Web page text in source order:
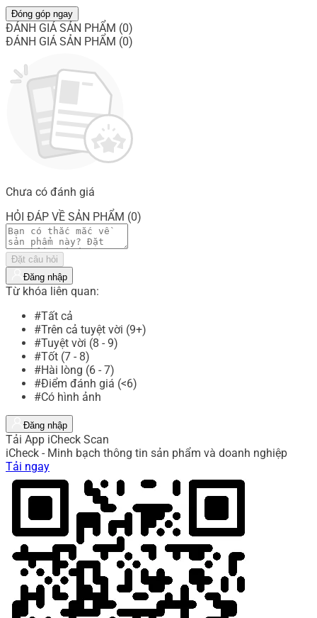
Đóng góp ngay
ĐÁNH GIÁ SẢN PHẨM (0)
ĐÁNH GIÁ SẢN PHẨM (0)
Chưa có đánh giá
HỎI ĐÁP VỀ SẢN PHẨM (0)
Đặt câu hỏi
Đăng nhập
Từ khóa liên quan:
#Tất cả
#Trên cả tuyệt vời (9+)
#Tuyệt vời (8 - 9)
#Tốt (7 - 8)
#Hài lòng (6 - 7)
#Điểm đánh giá (<6)
#Có hình ảnh
Đăng nhập
Tải App iCheck Scan
iCheck - Minh bạch thông tin sản phẩm và doanh nghiệp
Tải ngay